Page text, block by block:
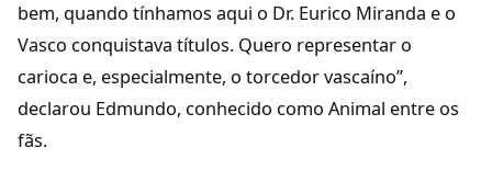
bem, quando tínhamos aqui o Dr. Eurico Miranda e o
Vasco conquistava títulos. Quero representar o
carioca e, especialmente, o torcedor vascaíno”,
declarou Edmundo, conhecido como Animal entre os
fãs.